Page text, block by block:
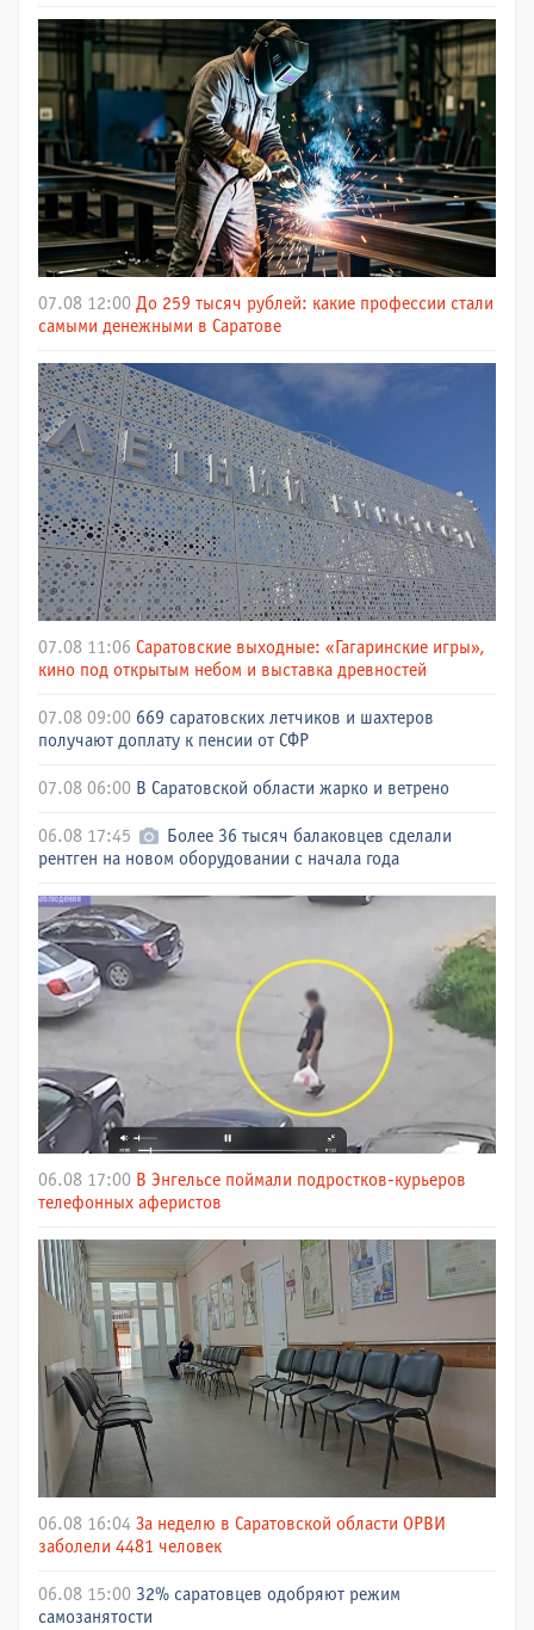
07.08 12:00 До 259 тысяч рублей: какие профессии стали
самыми денежными в Саратове
07.08 11:06 Саратовские выходные: «Гагаринские игры»,
кино под открытым небом и выставка древностей
07.08 09:00 669 саратовских летчиков и шахтеров
получают доплату к пенсии от СФР
07.08 06:00 В Саратовской области жарко и ветрено
06.08 17:45
Более 36 тысяч балаковцев сделали
рентген на новом оборудовании с начала года
06.08 17:00 В Энгельсе поймали подростков-курьеров
телефонных аферистов
06.08 16:04 За неделю в Саратовской области ОРВИ
заболели 4481 человек
06.08 15:00 32% саратовцев одобряют режим
самозанятости